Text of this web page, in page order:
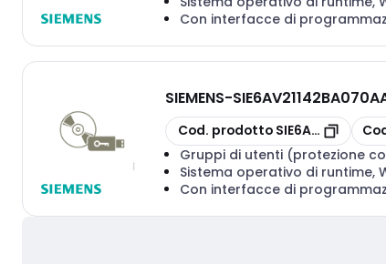
Con interfacce di
SIEMENS-
copia
Cod. prodotto copia
Gruppi di utenti (protezione
Sistema operativo di runtime,
Con interfacce di